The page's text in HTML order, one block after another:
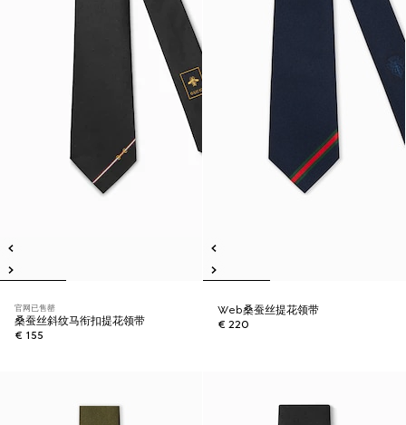
官网已售罄
桑蚕丝斜纹马衔扣提花领带
€ 155
Web桑蚕丝提花领带
€ 220